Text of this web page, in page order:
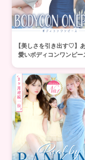
【美しさを引き出す♡】
愛いボディコンワンピー